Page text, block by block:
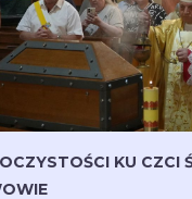
KU CZCI